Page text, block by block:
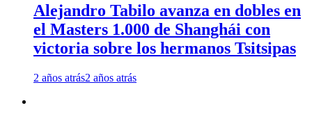
Alejandro Tabilo avanza en dobles en
el Masters 1.000 de Shanghái con
victoria sobre los hermanos Tsitsipas
2 años atrás2 años atrás